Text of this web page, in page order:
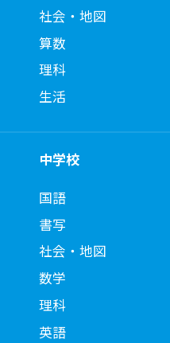
社会・地図
算数
理科
生活
中学校
国語
書写
社会・地図
数学
理科
英語